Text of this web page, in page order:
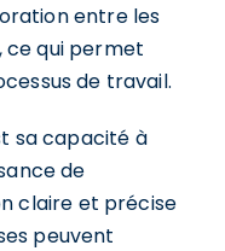
entre les
qui permet
de travail.
sa capacité à
de
claire et précise
peuvent